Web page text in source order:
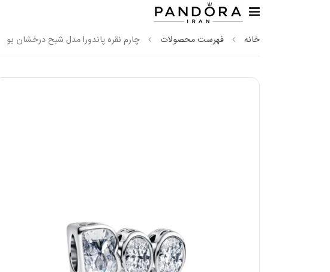
خانه فهرست محصولات چارم نقره پاندورا مدل شبح درخشان بو